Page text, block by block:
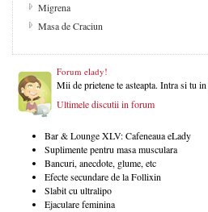
Migrena
Masa de Craciun
Forum elady!
Mii de prietene te asteapta. Intra si tu in
Ultimele discutii in forum
Bar & Lounge XLV: Cafeneaua eLady
Suplimente pentru masa musculara
Bancuri, anecdote, glume, etc
Efecte secundare de la Follixin
Slabit cu ultralipo
Ejaculare feminina